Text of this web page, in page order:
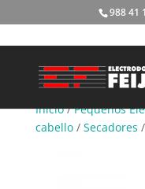
988 41
Inicio/Pequeños
cabello/ Secadores